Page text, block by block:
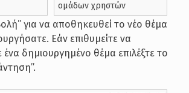
ομάδων χρηστών
για να αποθηκευθεί το νέο θέμα
Εάν επιθυμείτε να
δημιουργημένο θέμα επιλέξτε το